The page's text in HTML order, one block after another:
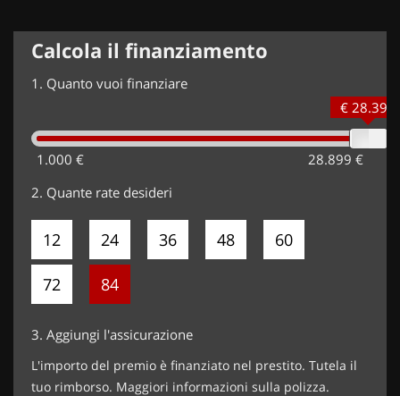
Calcola il finanziamento
1. Quanto vuoi finanziare
1.000 € 28.899 €
€ 28.399
2. Quante rate desideri
12 24 36 48 60
72 84
3. Aggiungi l'assicurazione
L'importo del premio è finanziato nel prestito. Tutela il
tuo rimborso. Maggiori informazioni sulla polizza.